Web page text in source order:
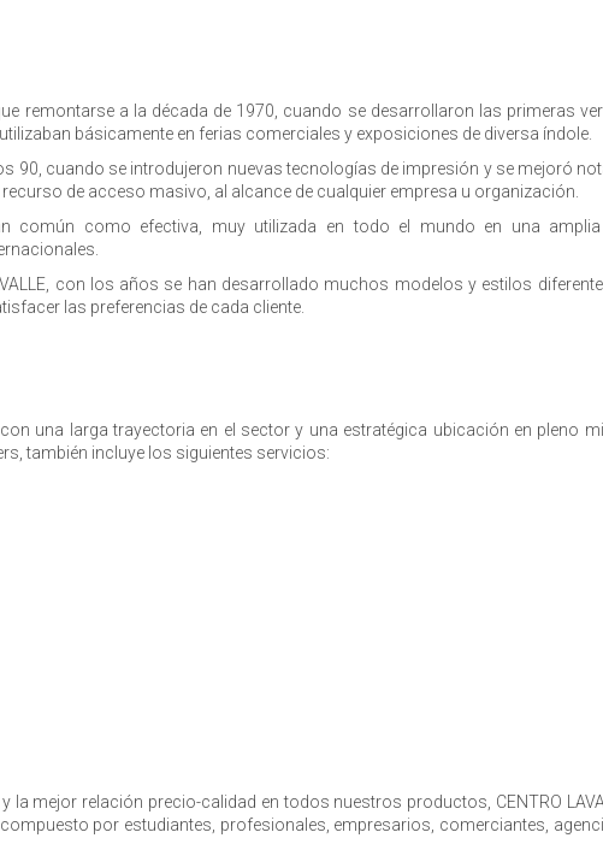
remontarse a la década de 1970, cuando se desarrollaron las primeras
básicamente en ferias comerciales y exposiciones de diversa índole.
90, cuando se introdujeron nuevas tecnologías de impresión y se mejoró
de acceso masivo, al alcance de cualquier empresa u organización.
común como efectiva, muy utilizada en todo el mundo en una
con los años se han desarrollado muchos modelos y estilos
las preferencias de cada cliente.
una larga trayectoria en el sector y una estratégica ubicación en pleno
también incluye los siguientes servicios:
mejor relación precio-calidad en todos nuestros productos, CENTRO
por estudiantes, profesionales, empresarios, comerciantes,